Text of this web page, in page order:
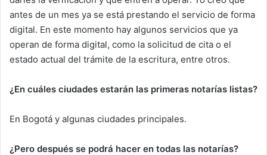
antes de un mes ya se está prestando el servicio de forma
digital. En este momento hay algunos servicios que ya
operan de forma digital, como la solicitud de cita o el
estado actual del trámite de la escritura, entre otros.
¿En cuáles ciudades estarán las primeras notarías listas?
En Bogotá y algunas ciudades principales.
¿Pero después se podrá hacer en todas las notarías?